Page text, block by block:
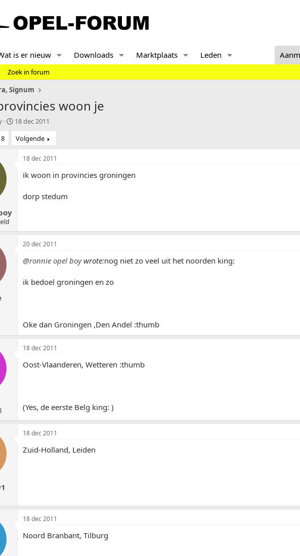
is er nieuw Downloads Marktplaats Leden
Zoek in forum
Signum
woon je
S
a
r
18 dec 2011
8 Volgende
18 dec 2011
ik woon in provincies groningen
dorp stedum
20 dec 2011
@ronnie opel boywrote:nog niet zo veel uit het noorden king:
ik bedoel groningen en zo
Oke dan Groningen ,Den Andel :thumb
18 dec 2011
Oost-Vlaanderen, Wetteren :thumb
(Yes, de eerste Belg king: )
18 dec 2011
Zuid-Holland, Leiden
18 dec 2011
Noord Branbant, Tilburg